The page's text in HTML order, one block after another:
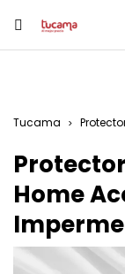
Tucama
Home